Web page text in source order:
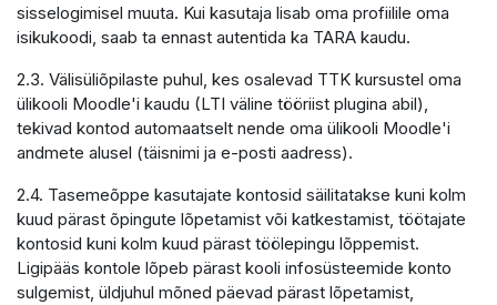
sisselogimisel muuta. Kui kasutaja lisab oma profiilile oma
isikukoodi, saab ta ennast autentida ka TARA kaudu.
2.3. Välisüliõpilaste puhul, kes osalevad TTK kursustel oma
ülikooli Moodle'i kaudu (LTI väline tööriist plugina abil),
tekivad kontod automaatselt nende oma ülikooli Moodle'i
andmete alusel (täisnimi ja e-posti aadress).
2.4. Tasemeõppe kasutajate kontosid säilitatakse kuni kolm
kuud pärast õpingute lõpetamist või katkestamist, töötajate
kontosid kuni kolm kuud pärast töölepingu lõppemist.
Ligipääs kontole lõpeb pärast kooli infosüsteemide konto
sulgemist, üldjuhul mõned päevad pärast lõpetamist,